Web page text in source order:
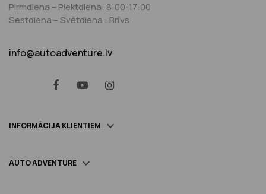
Pirmdiena – Piektdiena: 8:00-17:00
Sestdiena – Svētdiena : Brīvs
info@autoadventure.lv
INFORMĀCIJA KLIENTIEM 
AUTO ADVENTURE 
FacebookYouTube